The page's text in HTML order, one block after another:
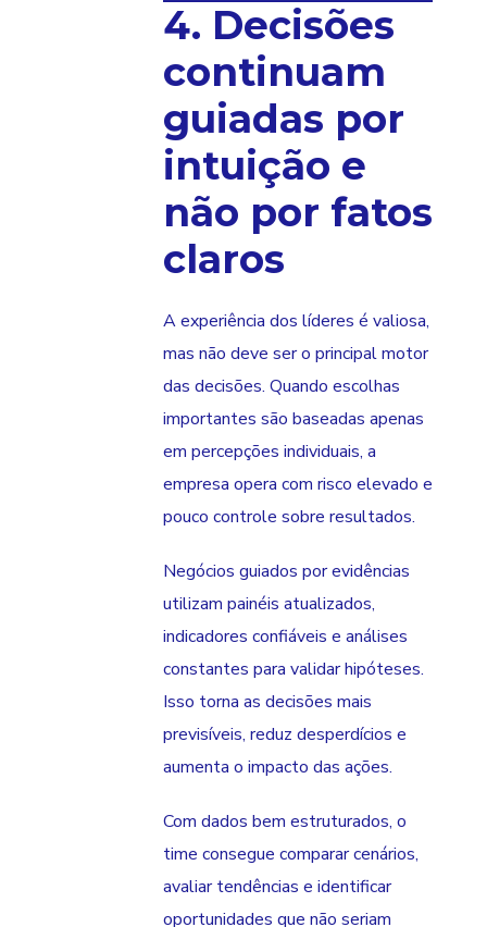
4. Decisões
continuam
guiadas por
intuição e
não por fatos
claros
A experiência dos líderes é valiosa,
mas não deve ser o principal motor
das decisões. Quando escolhas
importantes são baseadas apenas
em percepções individuais, a
empresa opera com risco elevado e
pouco controle sobre resultados.
Negócios guiados por evidências
utilizam painéis atualizados,
indicadores confiáveis e análises
constantes para validar hipóteses.
Isso torna as decisões mais
previsíveis, reduz desperdícios e
aumenta o impacto das ações.
Com dados bem estruturados, o
time consegue comparar cenários,
avaliar tendências e identificar
oportunidades que não seriam